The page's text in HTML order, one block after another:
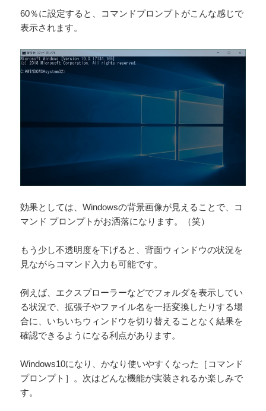
60％に設定すると、コマンドプロンプトがこんな感じで
表示されます。
効果としては、Windowsの背景画像が見えることで、コ
マンド プロンプトがお洒落になります。（笑）
もう少し不透明度を下げると、背面ウィンドウの状況を
見ながらコマンド入力も可能です。
例えば、エクスプローラーなどでフォルダを表示してい
る状況で、拡張子やファイル名を一括変換したりする場
合に、いちいちウィンドウを切り替えることなく結果を
確認できるようになる利点があります。
Windows10になり、かなり使いやすくなった［コマンド
プロンプト］。次はどんな機能が実装されるか楽しみで
す。